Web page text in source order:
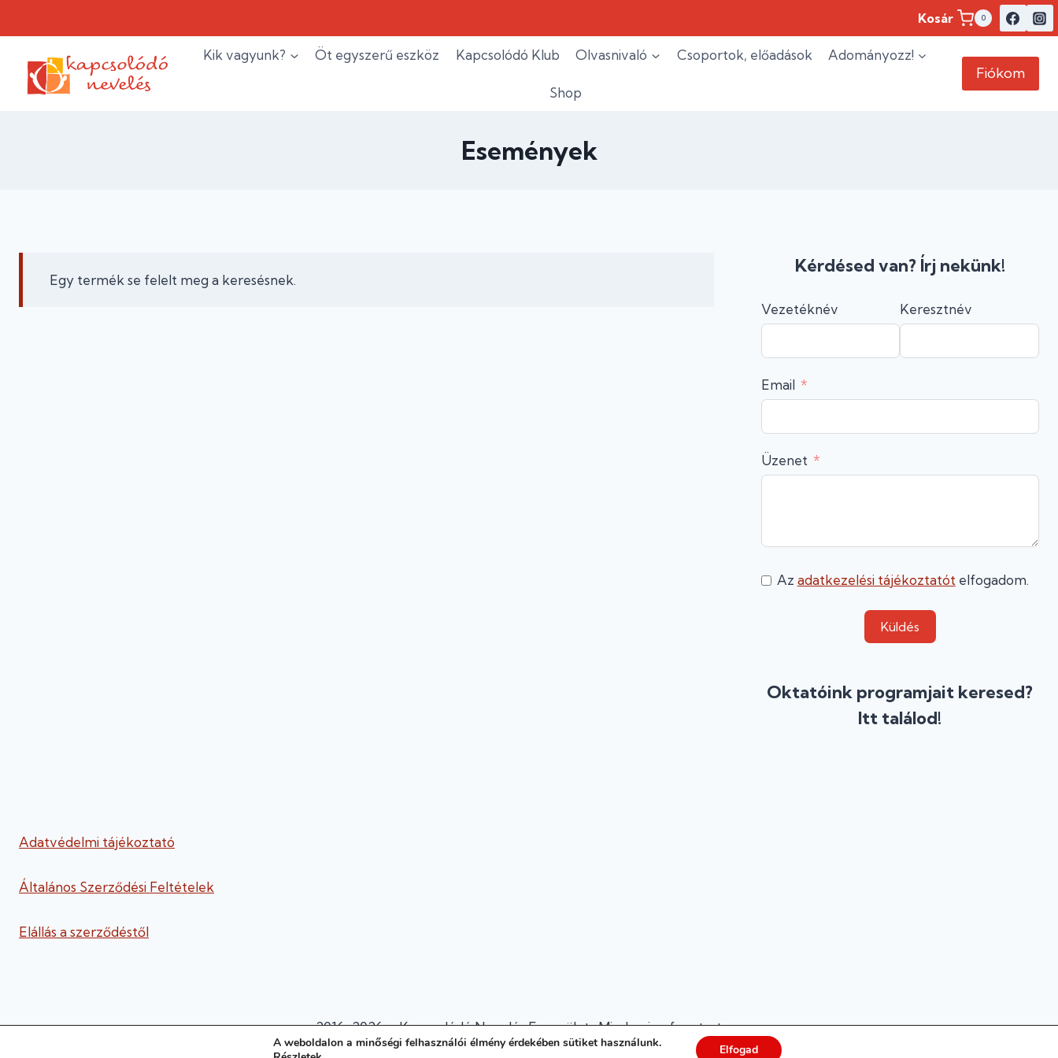
Kosár 0
Kik vagyunk? Öt egyszerű eszköz Kapcsolódó Klub Olvasnivaló Csoportok, előadások Adományozz!
Shop
Fiókom
Események
Egy termék se felelt meg a keresésnek.
Kérdésed van? Írj nekünk!
Vezetéknév Keresztnév
Email
Üzenet
Az adatkezelési tájékoztatótelfogadom.
Küldés
Oktatóink programjait keresed?
Itt találod!
Adatvédelmi tájékoztató
Általános Szerződési Feltételek
Elállás a szerződéstől
2016-2026 © Kapcsolódó Nevelés Egyesület · Minden jog fenntartva ·
A weboldalon a minőségi felhasználói élmény érdekében sütiket használunk.
Elfogad